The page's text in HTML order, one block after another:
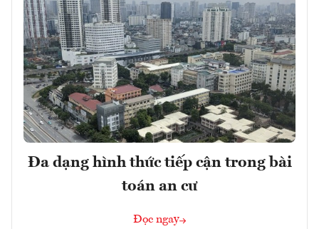
Đa dạng hình thức tiếp cận trong bài
toán an cư
Đọc ngay